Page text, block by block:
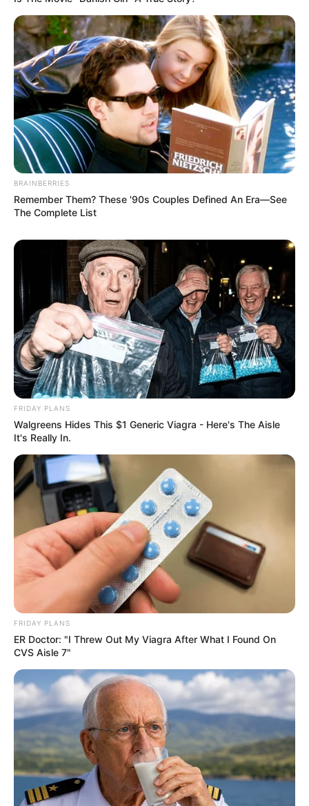
BRAINBERRIES
Remember Them? These '90s Couples Defined An Era—See
The Complete List
FRIDAY PLANS
Walgreens Hides This $1 Generic Viagra - Here's The Aisle
It's Really In.
FRIDAY PLANS
ER Doctor: "I Threw Out My Viagra After What I Found On
CVS Aisle 7"